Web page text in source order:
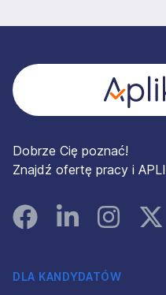
Dobrze Cię poznać!
Znajdź ofertę pracy i
FacebookLinked InInstagram
DLA KANDYDATÓW